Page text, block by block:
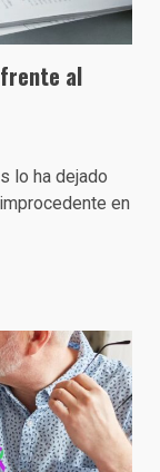
al
lo ha dejado
en